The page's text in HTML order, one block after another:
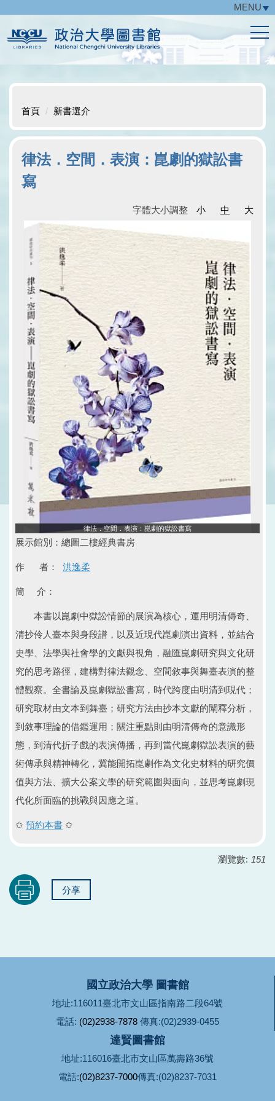
主
要
區
MENU
首頁 新書選介
律法．空間．表演：崑劇的獄訟書
寫
字體大小調整 小 中 大
律法．空間．表演：崑劇的獄訟書寫
展示館別：總圖二樓經典書房
作 者： 洪逸柔
簡 介：
本書以崑劇中獄訟情節的展演為核心，運用明清傳奇、
清抄伶人臺本與身段譜，以及近現代崑劇演出資料，並結合
史學、法學與社會學的文獻與視角，融匯崑劇研究與文化研
究的思考路徑，建構對律法觀念、空間敘事與舞臺表演的整
體觀察。全書論及崑劇獄訟書寫，時代跨度由明清到現代；
研究取材由文本到舞臺；研究方法由抄本文獻的闡釋分析，
到敘事理論的借鑑運用；關注重點則由明清傳奇的意識形
態，到清代折子戲的表演傳播，再到當代崑劇獄訟表演的藝
術傳承與精神轉化，冀能開拓崑劇作為文化史材料的研究價
值與方法、擴大公案文學的研究範圍與面向，並思考崑劇現
代化所面臨的挑戰與因應之道。
✩ 預約本書 ✩
瀏覽數: 151
分享
國立政治大學 圖書館
地址:116011臺北市文山區指南路二段64號
電話: (02)2938-7878 傳真:(02)2939-0455
達賢圖書館
地址:116016臺北市文山區萬壽路36號
電話:(02)8237-7000傳真:(02)8237-7031